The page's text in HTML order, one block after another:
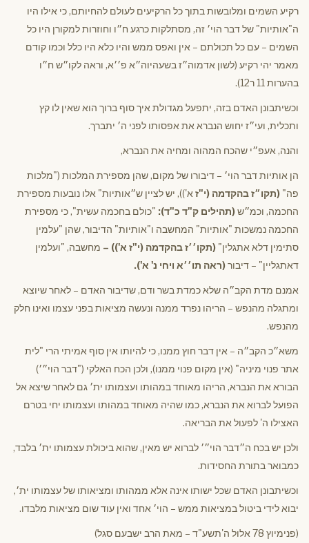
רקיע השמים ומלובשות בתוך כל הרקיעים לעולם להחיותם, כי אילו היו
ה"אותיות" של דבר הוי׳ זה, מסתלקות כרגע ח״ו וחוזרות למקורן היו כל
השמים – עם כל תכולתם – אין ואפס ממש והיו כלא היו כלל וכמו קודם
מאמר יהי רקיע (לשון אדמוה״ז בשעהיוה״א פ׳׳א, וראה לקו״ש ח״ו
בהערות 11 ר12).
וכשיתבונן האדם בזה, יתפעל מגדולת איך סוף ברוך הוא שאין לו קץ
ותכלית, ועי״ז יחוש הנברא את אפסותו לפני ה׳ יתברך.
והנה, אעפ״י שהכח המהוה ומחיה את הנברא,
הן אותיות דבר הוי׳ – דיבורו של מקום, שהן מספירת המלכות ("מלכות
פה" (תקו״ז בהקדמה (י"ז א')), יש לציין ש״אותיות" אלו נובעות מספירת
החכמה, וכמ״ש(תהילים ק"ד כ"ד): "כולם בחכמה עשית", כי מספירת
החכמה נמשכות "אותיות" המחשבה ו"אותיות" הדיבור, שהן "עלמין
סתימין דלא אתגלין" (תקו׳׳ז בהקדמה (י"ז א')) – מחשבה, "ועלמין
דאתגליין" – דיבור(ראה תו׳׳א ויחי נ' א').
אמנם מדת הקב״ה שלא כמדת בשר ודם, שדיבור האדם – לאחר שיוצא
ומתגלה מהנפש – הריהו נפרד ממנה ונעשה מציאות בפני עצמו ואינו חלק
מהנפש.
משא״כ הקב״ה – אין דבר חוץ ממנו, כי להיותו אין סוף אמיתי הרי "לית
אתר פנוי מיניה" (אין מקום פנוי ממנו), ולכן הכח האלקי ("דבר הוי״׳)
הבורא את הנברא, הריהו מאוחד במהותו ועצמותו ית׳ גם לאחר שיצא אל
הפועל לברוא את הנברא, כמו שהיה מאוחד במהותו ועצמותו יחי בטרם
האצילו ה' לפעול את הבריאה.
ולכן יש בכח ה״דבר הוי״׳ לברוא יש מאין, שהוא ביכולת עצמותו ית׳ בלבד,
כמבואר בתורת החסידות.
וכשיתבונן האדם שכל ישותו אינה אלא ממהותו ומציאותו של עצמותו ית׳,
יבוא לידי ביטול במציאות ממש – הוי׳ אחד ואין עוד שום מציאות מלבדו.
(פנימיוץ 78 אלול ה'תשע"ד – מאת הרב ישבעם סגל)